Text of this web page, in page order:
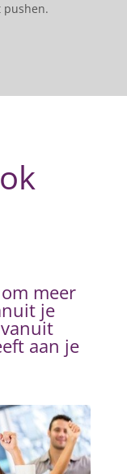
pushen.
meer
je
aan je